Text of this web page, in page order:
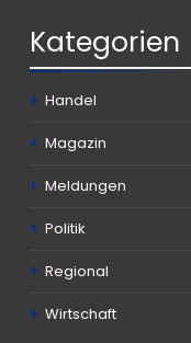
Kategorien
Handel
Magazin
Meldungen
Politik
Regional
Wirtschaft